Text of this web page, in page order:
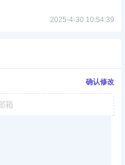
2025-4-30 10:54:39
确认修改